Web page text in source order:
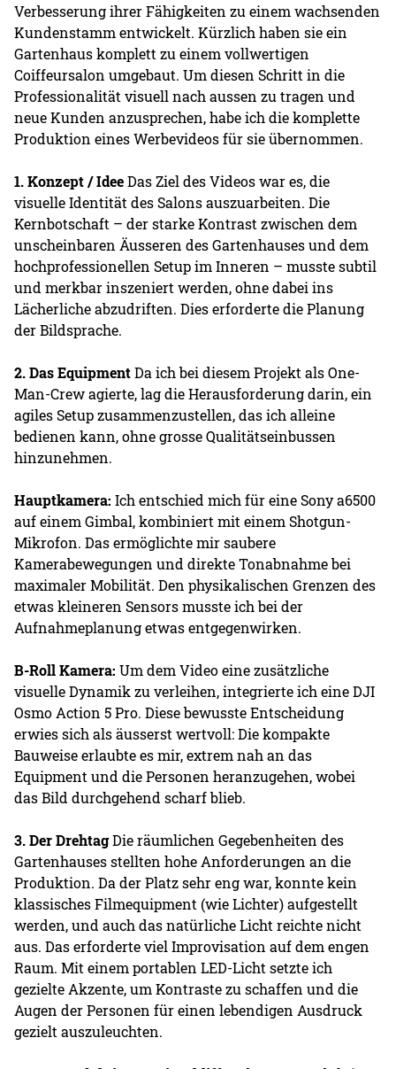
Verbesserung ihrer Fähigkeiten zu einem wachsenden
Kundenstamm entwickelt. Kürzlich haben sie ein
Gartenhaus komplett zu einem vollwertigen
Coiffeursalon umgebaut. Um diesen Schritt in die
Professionalität visuell nach aussen zu tragen und
neue Kunden anzusprechen, habe ich die komplette
Produktion eines Werbevideos für sie übernommen.
1. Konzept / IdeeDas Ziel des Videos war es, die
visuelle Identität des Salons auszuarbeiten. Die
Kernbotschaft – der starke Kontrast zwischen dem
unscheinbaren Äusseren des Gartenhauses und dem
hochprofessionellen Setup im Inneren – musste subtil
und merkbar inszeniert werden, ohne dabei ins
Lächerliche abzudriften. Dies erforderte die Planung
der Bildsprache.
2. Das EquipmentDa ich bei diesem Projekt als One-
Man-Crew agierte, lag die Herausforderung darin, ein
agiles Setup zusammenzustellen, das ich alleine
bedienen kann, ohne grosse Qualitätseinbussen
hinzunehmen.
Hauptkamera: Ich entschied mich für eine Sony a6500
auf einem Gimbal, kombiniert mit einem Shotgun-
Mikrofon. Das ermöglichte mir saubere
Kamerabewegungen und direkte Tonabnahme bei
maximaler Mobilität. Den physikalischen Grenzen des
etwas kleineren Sensors musste ich bei der
Aufnahmeplanung etwas entgegenwirken.
B-Roll Kamera: Um dem Video eine zusätzliche
visuelle Dynamik zu verleihen, integrierte ich eine DJI
Osmo Action 5 Pro. Diese bewusste Entscheidung
erwies sich als äusserst wertvoll: Die kompakte
Bauweise erlaubte es mir, extrem nah an das
Equipment und die Personen heranzugehen, wobei
das Bild durchgehend scharf blieb.
3. Der DrehtagDie räumlichen Gegebenheiten des
Gartenhauses stellten hohe Anforderungen an die
Produktion. Da der Platz sehr eng war, konnte kein
klassisches Filmequipment (wie Lichter) aufgestellt
werden, und auch das natürliche Licht reichte nicht
aus. Das erforderte viel Improvisation auf dem engen
Raum. Mit einem portablen LED-Licht setzte ich
gezielte Akzente, um Kontraste zu schaffen und die
Augen der Personen für einen lebendigen Ausdruck
gezielt auszuleuchten.